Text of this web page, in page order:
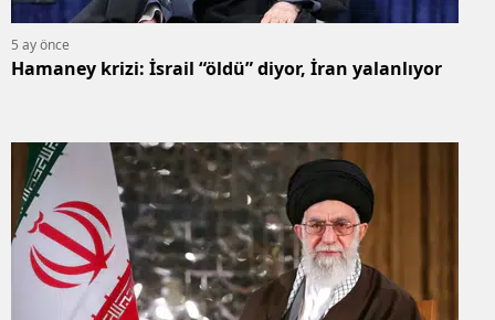
5 ay önce
Hamaney krizi: İsrail “öldü” diyor, İran yalanlıyor